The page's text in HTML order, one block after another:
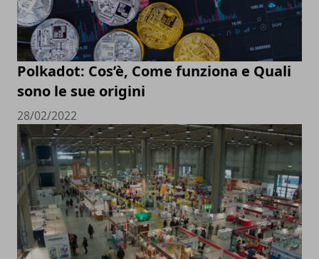
Polkadot: Cos’è, Come funziona e Quali
sono le sue origini
28/02/2022